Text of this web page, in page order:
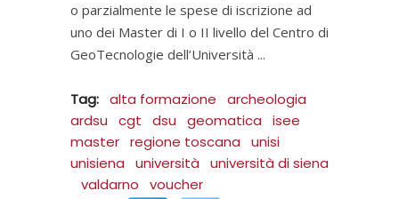
o parzialmente le spese di iscrizione ad
uno dei Master di I o II livello del Centro di
GeoTecnologie dell’Università
Tag: alta formazione
archeologia
ardsu
cgt dsu geomatica
isee
master regione toscana
unisi
unisiena
università
università di siena
valdarno
voucher